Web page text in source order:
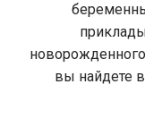
вы найдете